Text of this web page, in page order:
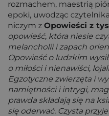
rozmachem, maestrią
epoki, uwodząc
niczym z Opowieści z
opowieść, która niesie
melancholii i zapach
Opowieść o ludzkim
o miłości i nienawiści,
Egzotyczne zwierzęta i
namiętności i intrygi,
prawda składają się na
się oderwać. Czysta